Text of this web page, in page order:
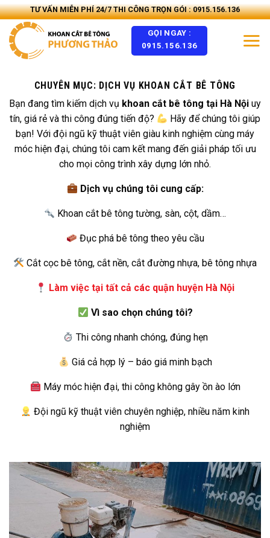
Skip
to
content
TƯ VẤN MIỄN PHÍ 24/7 THI CÔNG TRỌN GÓI : 0915.156.136
GỌI NGAY :
0915.156.136
CHUYÊN MỤC: DỊCH VỤ KHOAN CẮT BÊ TÔNG
Bạn đang tìm kiếm dịch vụ khoan cắt bê tông tại Hà Nội uy
tín, giá rẻ và thi công đúng tiến độ?
Hãy để chúng tôi giúp
bạn! Với đội ngũ kỹ thuật viên giàu kinh nghiệm cùng máy
móc hiện đại, chúng tôi cam kết mang đến giải pháp tối ưu
cho mọi công trình xây dựng lớn nhỏ.
Dịch vụ chúng tôi cung cấp:
Khoan cắt bê tông tường, sàn, cột, dầm…
Đục phá bê tông theo yêu cầu
Cắt cọc bê tông, cắt nền, cắt đường nhựa, bê tông nhựa
Làm việc tại tất cả các quận huyện Hà Nội
Vì sao chọn chúng tôi?
Thi công nhanh chóng, đúng hẹn
Giá cả hợp lý – báo giá minh bạch
Máy móc hiện đại, thi công không gây ồn ào lớn
Đội ngũ kỹ thuật viên chuyên nghiệp, nhiều năm kinh
nghiệm